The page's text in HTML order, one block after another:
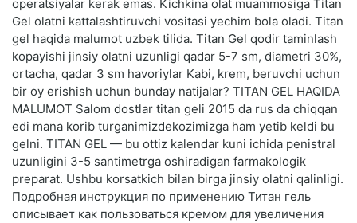
operatsiyalar kerak emas. Kichkina olat muammosiga Titan
Gel olatni kattalashtiruvchi vositasi yechim bola oladi. Titan
gel haqida malumot uzbek tilida. Titan Gel qodir taminlash
kopayishi jinsiy olatni uzunligi qadar 5-7 sm, diametri 30%,
ortacha, qadar 3 sm havoriylar Kabi, krem, beruvchi uchun
bir oy erishish uchun bunday natijalar? TITAN GEL HAQIDA
MALUMOT Salom dostlar titan geli 2015 da rus da chiqqan
edi mana korib turganimizdekozimizga ham yetib keldi bu
gelni. TITAN GEL — bu ottiz kalendar kuni ichida penistral
uzunligini 3-5 santimetrga oshiradigan farmakologik
preparat. Ushbu korsatkich bilan birga jinsiy olatni qalinligi.
Подробная инструкция по применению Титан гель
описывает как пользоваться кремом для увеличения